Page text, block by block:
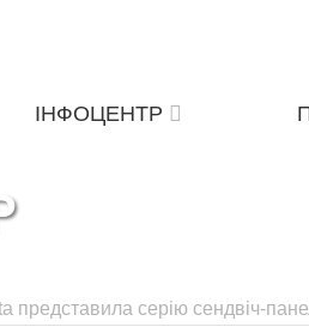
ІНФОЦЕНТР
представила серію сендвіч-